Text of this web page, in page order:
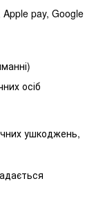
pay, Google
осіб
ушкоджень,